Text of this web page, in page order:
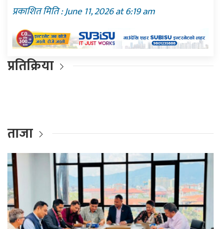
प्रकाशित मिति : June 11, 2026 at 6:19 am
प्रतिक्रिया
ताजा